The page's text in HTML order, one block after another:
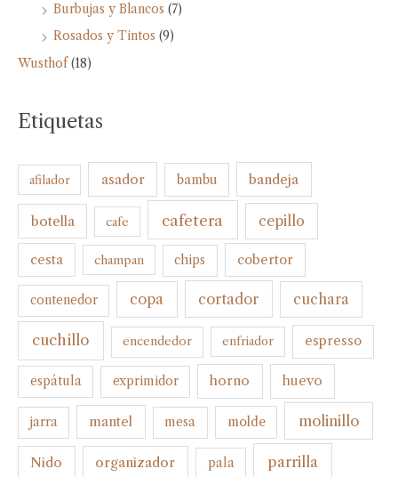
Burbujas y Blancos (7)
Rosados y Tintos (9)
Wusthof (18)
Etiquetas
afilador asador bambu bandeja
botella cafe cafetera cepillo
cesta champan chips cobertor
contenedor copa cortador cuchara
cuchillo encendedor enfriador espresso
espátula exprimidor horno huevo
jarra mantel mesa molde molinillo
Nido organizador pala parrilla